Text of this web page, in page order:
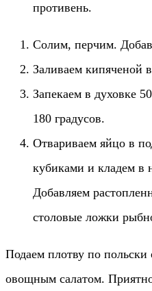
противень.
Солим, перчим.
Заливаем кипяченой
Запекаем в духовке
180 градусов.
Отвариваем яйцо в
кубиками и кладем в
Добавляем
столовые ложки
Подаем плотву по
овощным салатом.